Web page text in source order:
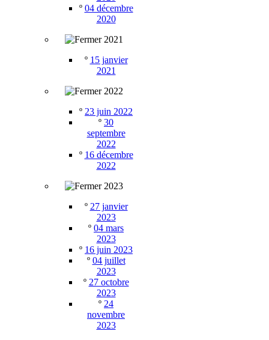
º 04 décembre
2020
2021
º 15 janvier
2021
2022
º 23 juin 2022
º 30
septembre
2022
º 16 décembre
2022
2023
º 27 janvier
2023
º 04 mars
2023
º 16 juin 2023
º 04 juillet
2023
º 27 octobre
2023
º 24
novembre
2023